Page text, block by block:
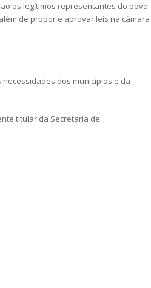
os legítimos representantes do povo
de propor e aprovar leis na câmara
dos municípios e da
titular da Secretaria de